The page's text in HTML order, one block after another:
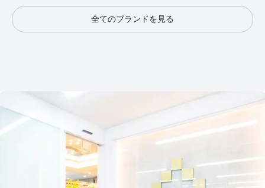
全てのブランドを見る